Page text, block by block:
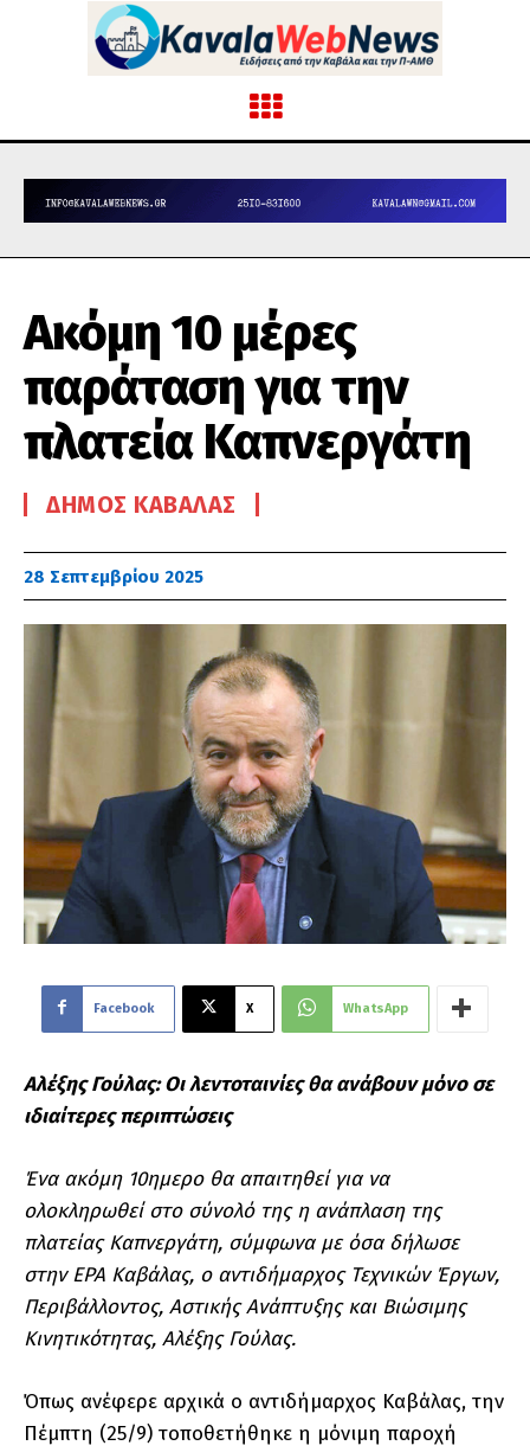
Ακόμη 10 μέρες
παράταση για την
πλατεία Καπνεργάτη
ΔΉΜΟΣ ΚΑΒΆΛΑΣ
28 Σεπτεμβρίου 2025
Facebook X WhatsApp
Αλέξης Γούλας: Οι λεντοταινίες θα ανάβουν μόνο σε
ιδιαίτερες περιπτώσεις
Ένα ακόμη 10ημερο θα απαιτηθεί για να
ολοκληρωθεί στο σύνολό της η ανάπλαση της
πλατείας Καπνεργάτη, σύμφωνα με όσα δήλωσε
στην ΕΡΑ Καβάλας, ο αντιδήμαρχος Τεχνικών Έργων,
Περιβάλλοντος, Αστικής Ανάπτυξης και Βιώσιμης
Κινητικότητας, Αλέξης Γούλας.
Όπως ανέφερε αρχικά ο αντιδήμαρχος Καβάλας, την
Πέμπτη (25/9) τοποθετήθηκε η μόνιμη παροχή